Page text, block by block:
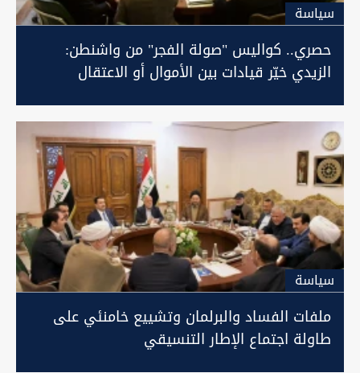
سیاسة
حصري.. كواليس "صولة الفجر" من واشنطن:
الزيدي خيّر قيادات بين الأموال أو الاعتقال
سیاسة
ملفات الفساد والبرلمان وتشييع خامنئي على
طاولة اجتماع الإطار التنسيقي